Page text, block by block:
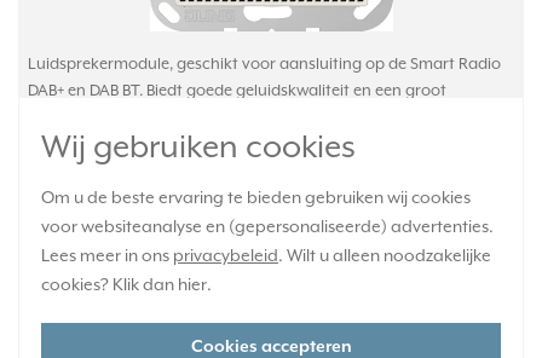
Wij gebruiken cookies
Om u de beste ervaring te bieden gebruiken wij cookies
voor websiteanalyse en (gepersonaliseerde) advertenties.
Lees meer in ons privacybeleid. Wilt u alleen noodzakelijke
cookies? Klik dan hier.
Cookies accepteren
Luidsprekermodule, geschikt voor aansluiting op de Smart Radio
DAB+ en DAB BT. Biedt goede geluidskwaliteit en een groot
Slagvast, hoogglanzend thermoplast. Serie: A-range, kleur:
crème.
Verwachte levertijd:
1-2 weken
Huidige voorraad: